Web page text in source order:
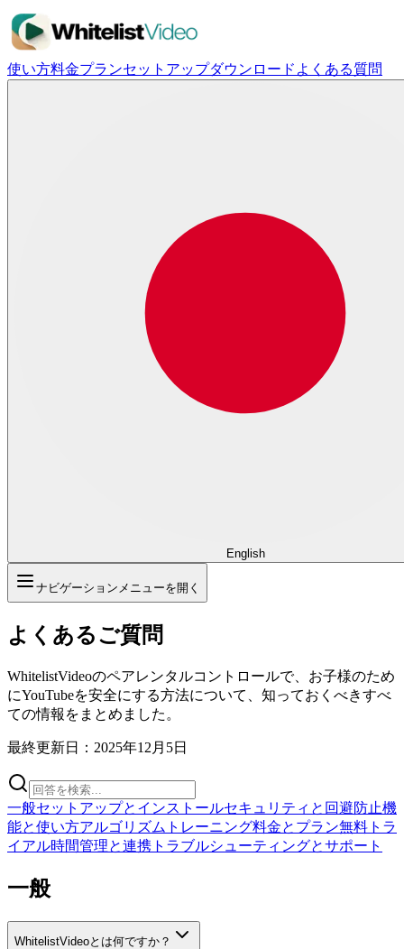
使い方料金プランセットアップダウンロード よくある質問
English
ナビゲーションメニューを開く
よくあるご質問
WhitelistVideoのペアレンタルコントロールで、お子様のため
にYouTubeを安全にする方法について、知っておくべきすべ
ての情報をまとめました。
最終更新日：2025年12月5日
一般セットアップとインストールセキュリティと回避防止機
能と使い方アルゴリズムトレーニング料金とプラン無料トラ
イアル時間管理と連携 トラブルシューティングとサポート
一般
WhitelistVideoとは何ですか？